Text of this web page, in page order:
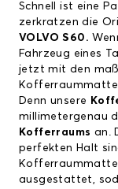
Schnell ist eine
zerkratzen die
VOLVO S60.
Fahrzeug eines
jetzt mit den
Denn unsere
millimetergenau
Kofferraums an.
perfekten Halt
ausgestattet,